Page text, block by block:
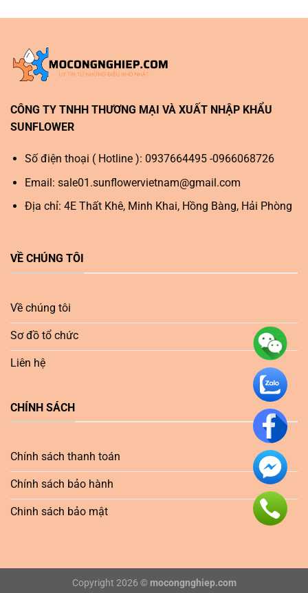
CÔNG TY TNHH THƯƠNG MẠI VÀ XUẤT NHẬP KHẨU
SUNFLOWER
Số điện thoại ( Hotline ): 0937664495 -0966068726
Email: sale01.sunflowervietnam@gmail.com
Địa chỉ: 4E Thất Khê, Minh Khai, Hồng Bàng, Hải Phòng
VỀ CHÚNG TÔI
Về chúng tôi
Sơ đồ tổ chức
Liên hệ
CHÍNH SÁCH
Chính sách thanh toán
Chính sách bảo hành
Chinh sách bảo mật
Copyright 2026 © mocongnghiep.com